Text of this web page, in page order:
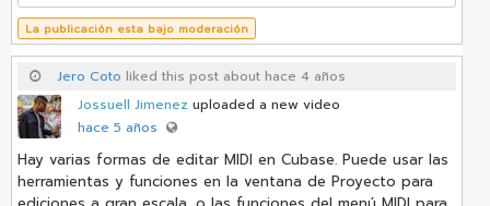
La publicación esta bajo moderación
Jero Coto liked this post about hace 4 años
Jossuell Jimenez uploaded a new video
hace 5 años
Hay varias formas de editar MIDI en Cubase. Puede usar las
herramientas y funciones en la ventana de Proyecto para